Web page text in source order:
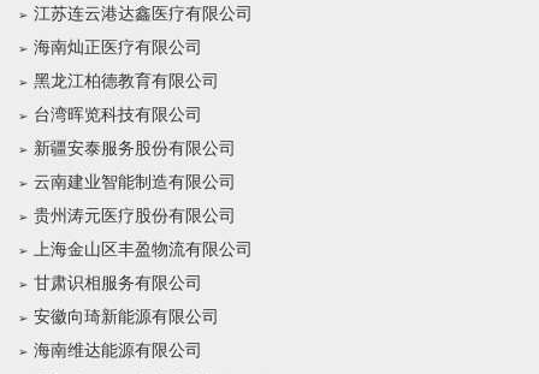
江苏连云港达鑫医疗有限公司
海南灿正医疗有限公司
黑龙江柏德教育有限公司
台湾晖览科技有限公司
新疆安泰服务股份有限公司
云南建业智能制造有限公司
贵州涛元医疗股份有限公司
上海金山区丰盈物流有限公司
甘肃识相服务有限公司
安徽向琦新能源有限公司
海南维达能源有限公司